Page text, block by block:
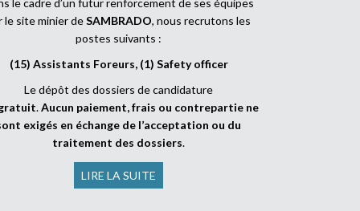
le cadre d’un futur renforcement de ses équipes
le site minier deSAMBRADO, nous recrutons les
postes suivants :
(15) Assistants Foreurs, (1) Safety officer
Le dépôt des dossiers de candidature
.Aucun paiement, frais ou contrepartie ne
exigés en échange de l’acceptation ou du
traitement des dossiers.
LIRE LA SUITE